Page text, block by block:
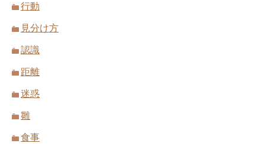
行動
見分け方
認識
距離
迷惑
雛
食事